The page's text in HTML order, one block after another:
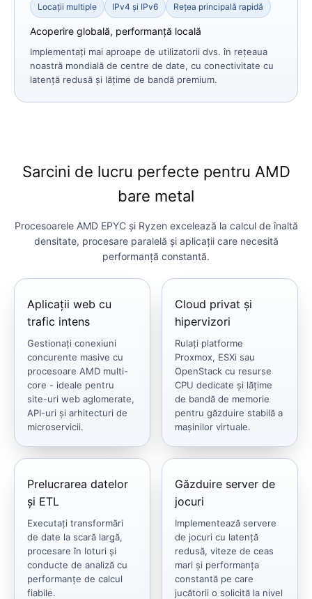
Locații multiple IPv4 și IPv6 Rețea principală rapidă
Acoperire globală, performanță locală
Implementați mai aproape de utilizatorii dvs. în rețeaua
noastră mondială de centre de date, cu conectivitate cu
latență redusă și lățime de bandă premium.
Sarcini de lucru perfecte pentru AMD
bare metal
Procesoarele AMD EPYC și Ryzen excelează la calcul de înaltă
densitate, procesare paralelă și aplicații care necesită
performanță constantă.
Aplicații web cu
trafic intens
Gestionați conexiuni
concurente masive cu
procesoare AMD multi-
core - ideale pentru
site-uri web aglomerate,
API-uri și arhitecturi de
microservicii.
Cloud privat și
hipervizori
Rulați platforme
Proxmox, ESXi sau
OpenStack cu resurse
CPU dedicate și lățime
de bandă de memorie
pentru găzduire stabilă a
mașinilor virtuale.
Prelucrarea datelor
și ETL
Executați transformări
de date la scară largă,
procesare în loturi și
conducte de analiză cu
performanțe de calcul
fiabile.
Găzduire server de
jocuri
Implementează servere
de jocuri cu latență
redusă, viteze de ceas
mari și performanța
constantă pe care
jucătorii o solicită la nivel